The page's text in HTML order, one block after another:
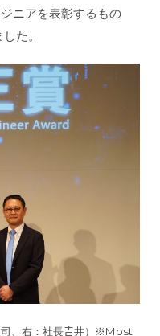
ニアを表彰するもの
た。
、右：社長𠮷井）※Most